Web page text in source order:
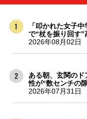
「叩かれた女子
で“杖を振り回す
2026年08月02日
ある朝、玄関の
性が“数センチの
2026年07月31日